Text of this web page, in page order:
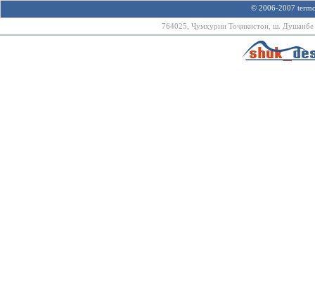
© 2006-2007
764025, Ҷумҳурии Тоҷикистон, ш.